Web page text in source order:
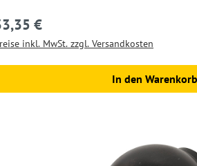
Preis:
€
inkl. MwSt. zzgl. Versandkosten
In den Warenkorb